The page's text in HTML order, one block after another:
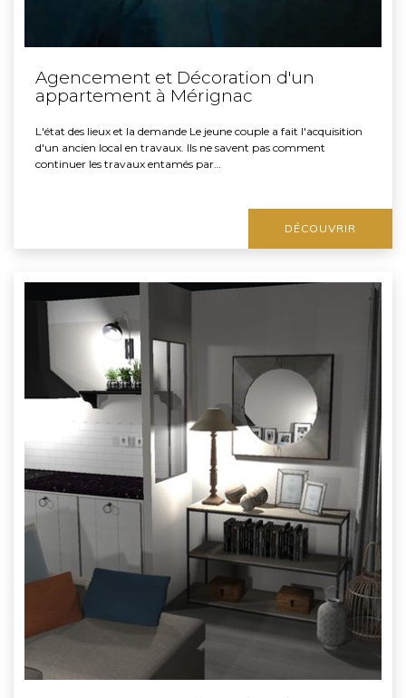
Agencement et Décoration d'un
appartement à Mérignac
L'état des lieux et la demande Le jeune couple a fait l'acquisition
d'un ancien local en travaux. Ils ne savent pas comment
continuer les travaux entamés par…
DÉCOUVRIR